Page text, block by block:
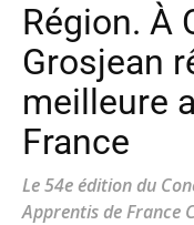
Région. À
Grosjean
meilleure
France
Le 54e édition du
Apprentis de France